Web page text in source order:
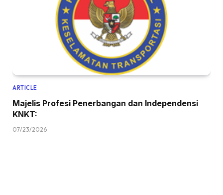
ARTICLE
Majelis Profesi Penerbangan dan Independensi
KNKT:
07/23/2026